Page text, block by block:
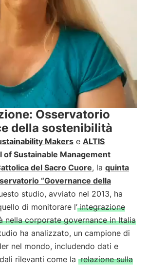
Osservatorio
della sostenibilità
Makers e ALTIS
of Sustainable Management
del Sacro Cuore, la quinta
“Governance della
studio, avviato nel 2013, ha
di monitorare l’ integrazione
nella corporate governance in Italia
ha analizzato, un campione di
nel mondo, includendo dati e
rilevanti come la relazione sulla